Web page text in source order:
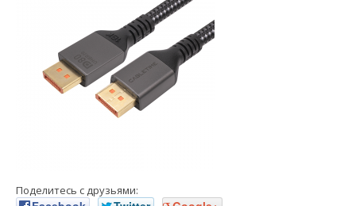
Поделитесь с друзьями: